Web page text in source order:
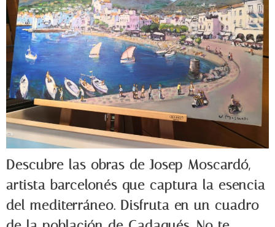
Descubre las obras de Josep Moscardó,
artista barcelonés que captura la esencia
del mediterráneo. Disfruta en un cuadro